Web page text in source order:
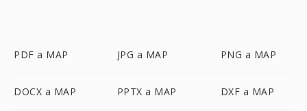
PDF a MAP JPG a MAP PNG a MAP
DOCX a MAP PPTX a MAP DXF a MAP